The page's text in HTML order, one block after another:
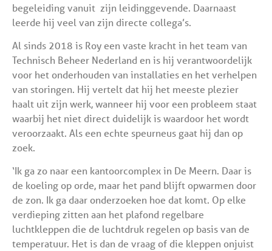
begeleiding vanuit zijn leidinggevende. Daarnaast
leerde hij veel van zijn directe collega’s.
Al sinds 2018 is Roy een vaste kracht in het team van
Technisch Beheer Nederland en is hij verantwoordelijk
voor het onderhouden van installaties en het verhelpen
van storingen. Hij vertelt dat hij het meeste plezier
haalt uit zijn werk, wanneer hij voor een probleem staat
waarbij het niet direct duidelijk is waardoor het wordt
veroorzaakt. Als een echte speurneus gaat hij dan op
zoek.
‘Ik ga zo naar een kantoorcomplex in De Meern. Daar is
de koeling op orde, maar het pand blijft opwarmen door
de zon. Ik ga daar onderzoeken hoe dat komt. Op elke
verdieping zitten aan het plafond regelbare
luchtkleppen die de luchtdruk regelen op basis van de
temperatuur. Het is dan de vraag of die kleppen onjuist